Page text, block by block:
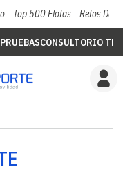
Top 500 Flotas Retos Del
PRUEBASCONSULTORIO